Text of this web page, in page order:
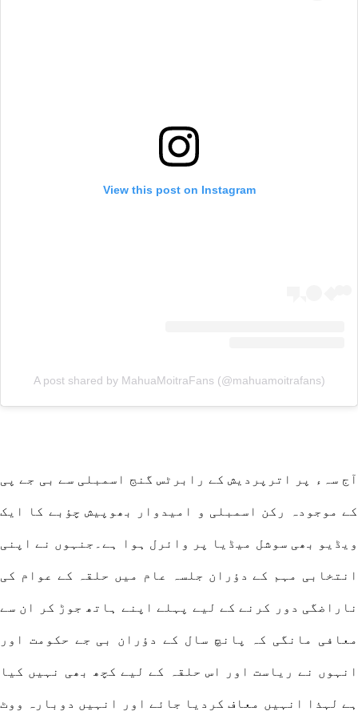
View this post on Instagram
A post shared by MahuaMoitraFans (@mahuamoitrafans)
آج سہء پر اترپردیش کے رابرٹس گنج اسمبلی سے بی جے پی
کے موجودہ رکن اسمبلی و امیدوار بھوپیش چؤبے کا ایک
ویڈیو بھی سوشل میڈیا پر وائرل ہوا ہے۔جنہوں نے اپنی
انتخابی مہم کے دؤران جلسہ عام میں حلقہ کے عوام کی
ناراضگی دور کرنے کے لیے پہلے اپنے ہاتھ جوڑ کر ان سے
معافی مانگی کہ پانچ سال کے دؤران بی جے حکومت اور
انہوں نے ریاست اور اس حلقہ کے لیے کچھ بھی نہیں کیا
ہے لہذا انہیں معاف کردیا جائے اور انہیں دوبارہ ووٹ